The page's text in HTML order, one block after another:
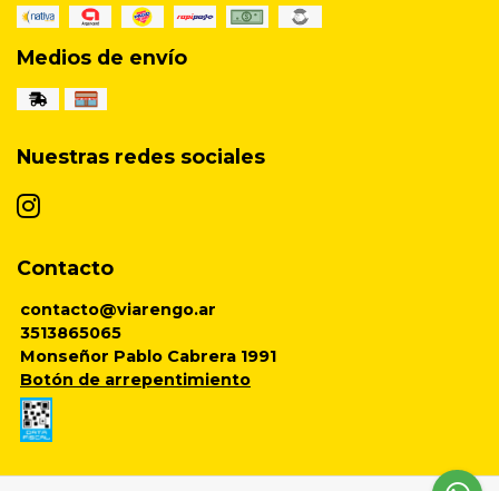
Medios de envío
Nuestras redes sociales
Contacto
contacto@viarengo.ar
3513865065
Monseñor Pablo Cabrera 1991
Botón de arrepentimiento